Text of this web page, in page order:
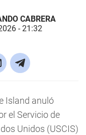
CABRERA
- 21:32
Island anuló
el Servicio de
Unidos (USCIS)